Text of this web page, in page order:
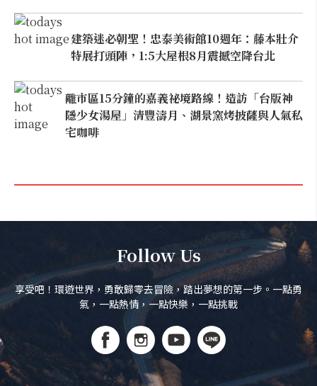
建築迷必朝聖！忠泰美術館10週年：藤本壯介
特展打頭陣，1:5大屋根8月震撼空降台北
離市區15分鐘的嘉義祕境路線！造訪「台版神
隱少女湯屋」清豐濤月、湖景窯烤披薩與人氣私
宅咖啡
Follow Us
享受吧！環遊世界，勇敢歸零去冒險，踏出夢想的第一步。一點勇
氣，一點熱情，一點快樂，一點挑戰